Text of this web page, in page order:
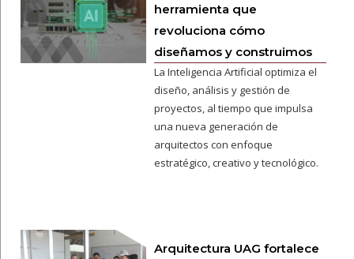
herramienta que
revoluciona cómo
diseñamos y construimos
La Inteligencia Artificial optimiza el
diseño, análisis y gestión de
proyectos, al tiempo que impulsa
una nueva generación de
arquitectos con enfoque
estratégico, creativo y tecnológico.
Arquitectura UAG fortalece